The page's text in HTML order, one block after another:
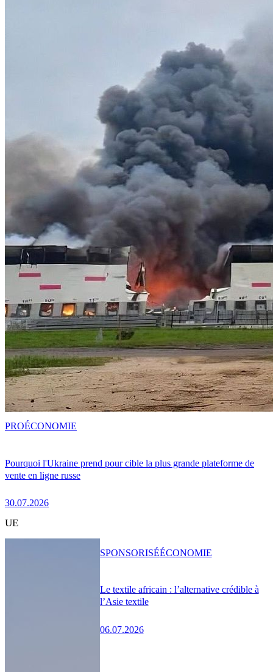
Pourquoi l'Ukraine prend pour cible la plus grande plateforme de
vente en ligne russe
30.07.2026
PROÉCONOMIE
UE
Le textile africain : l’alternative crédible à
l’Asie textile
06.07.2026
SPONSORISÉÉCONOMIE